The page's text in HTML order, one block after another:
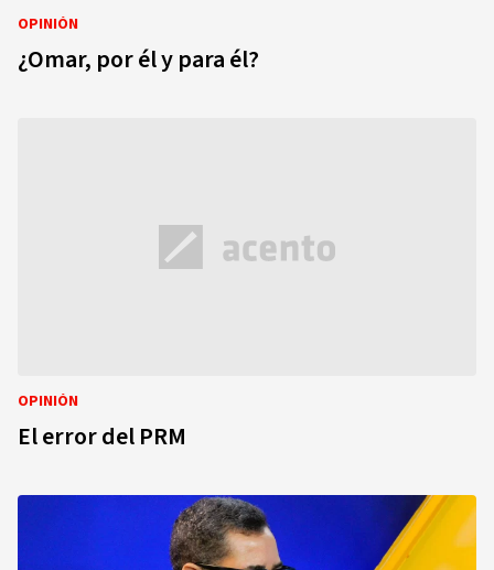
OPINIÓN
¿Omar, por él y para él?
OPINIÓN
El error del PRM